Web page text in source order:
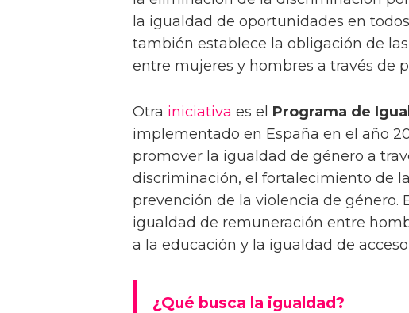
la igualdad de oportunidades en
también establece la obligación de las
entre mujeres y hombres a través de
Otra iniciativa es el Programa de
implementado en España en el año
promover la igualdad de género a
discriminación, el fortalecimiento de
prevención de la violencia de
igualdad de remuneración entre
a la educación y la igualdad de
¿Qué busca la igualdad?